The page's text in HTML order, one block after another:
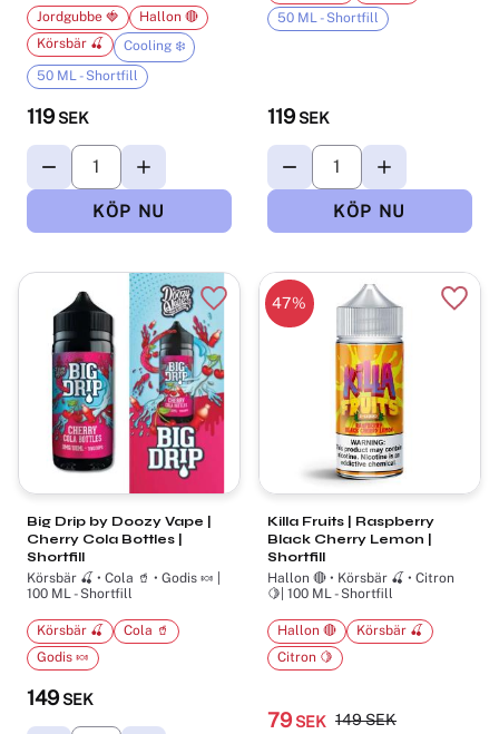
119 SEK
Jordgubbe 🍓
Hallon 🔴
Körsbär 🍒
Cooling ❄️
50 ML - Shortfill
119 SEK
50 ML - Shortfill
Big Drip by Doozy Vape |
Cherry Cola Bottles |
Shortfill
Körsbär 🍒 • Cola 🥤 • Godis 🍬 |
100 ML - Shortfill
149 SEK
Körsbär 🍒
Cola 🥤
Godis 🍬
Lägg till i favoriter
Killa Fruits | Raspberry
Black Cherry Lemon |
Shortfill
Hallon 🔴 • Körsbär 🍒 • Citron
🍋| 100 ML - Shortfill
79 SEK 149SEK
Hallon 🔴
Körsbär 🍒
Citron 🍋
47%